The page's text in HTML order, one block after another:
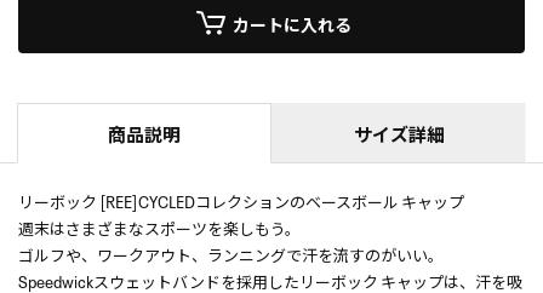
カートに入れる
商品説明 サイズ詳細
リーボック [REE]CYCLEDコレクションのベースボール キャップ
週末はさまざまなスポーツを楽しもう。
ゴルフや、ワークアウト、ランニングで汗を流すのがいい。
Speedwickスウェットバンドを採用したリーボック キャップは、汗を吸